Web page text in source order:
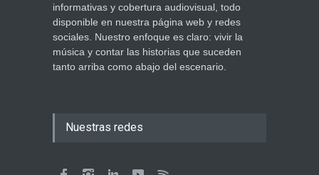
informativas y cobertura audiovisual, todo
disponible en nuestra página web y redes
sociales. Nuestro enfoque es claro: vivir la
música y contar las historias que suceden
tanto arriba como abajo del escenario.
Nuestras redes